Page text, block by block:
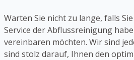
Warten Sie nicht zu lange, falls
Service der Abflussreinigung
vereinbaren möchten. Wir sind
sind stolz darauf, Ihnen den